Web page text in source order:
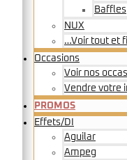
Baffles
NUX
…Voir tout et
Occasions
Voir nos
Vendre votre
PROMOS
Effets/DI
Aguilar
Ampeg